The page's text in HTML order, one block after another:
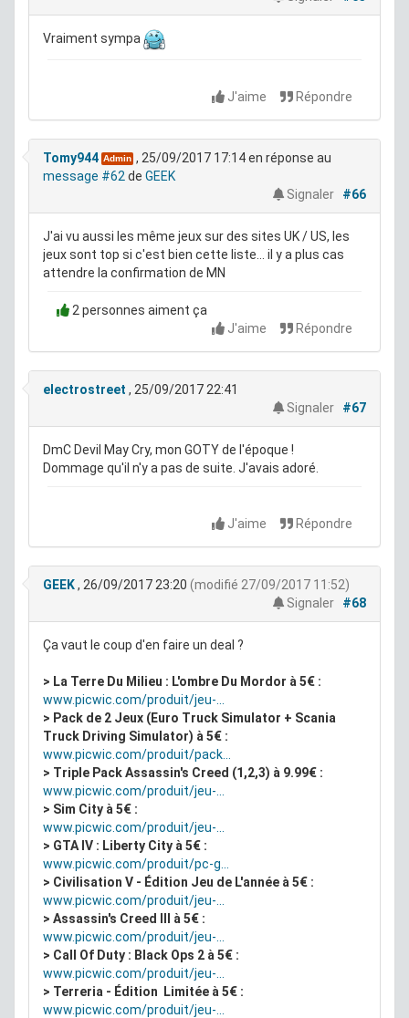
Vraiment sympa
J'aime Répondre
Tomy944 Admin , 25/09/2017 17:14en réponse au
message #62 de GEEK
Signaler
#66
J'ai vu aussi les même jeux sur des sites UK / US, les
jeux sont top si c'est bien cette liste... il y a plus cas
attendre la confirmation de MN
2 personnes aiment ça
J'aime
Répondre
electrostreet , 25/09/2017 22:41
Signaler
#67
DmC Devil May Cry, mon GOTY de l'époque !
Dommage qu'il n'y a pas de suite. J'avais adoré.
J'aime Répondre
GEEK, 26/09/2017 23:20 (modifié 27/09/2017 11:52)
Signaler
#68
Ça vaut le coup d'en faire un deal ?
> La Terre Du Milieu : L'ombre Du Mordor à 5€ :
www.picwic.com/produit/jeu-...
> Pack de 2 Jeux (Euro Truck Simulator + Scania
Truck Driving Simulator) à 5€ :
www.picwic.com/produit/pack...
> Triple Pack Assassin's Creed (1,2,3) à 9.99€ :
www.picwic.com/produit/jeu-...
> Sim City à 5€ :
www.picwic.com/produit/jeu-...
> GTA IV : Liberty City à 5€ :
www.picwic.com/produit/pc-g...
> Civilisation V - Édition Jeu de L'année à 5€ :
www.picwic.com/produit/jeu-...
> Assassin's Creed III à 5€ :
www.picwic.com/produit/jeu-...
> Call Of Duty : Black Ops 2 à 5€ :
www.picwic.com/produit/jeu-...
> Terreria - Édition Limitée à 5€ :
www.picwic.com/produit/jeu-...